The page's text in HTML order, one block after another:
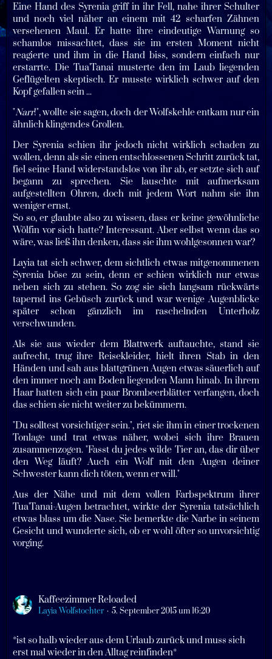
Eine Hand des Syrenia griff in ihr Fell, nahe ihrer Schulter
und noch viel näher an einem mit 42 scharfen Zähnen
versehenen Maul. Er hatte ihre eindeutige Warnung so
schamlos missachtet, dass sie im ersten Moment nicht
reagierte und ihm in die Hand biss, sondern einfach nur
erstarrte. Die Tua'Tanai musterte den im Laub liegenden
Geflügelten skeptisch. Er musste wirklich schwer auf den
Kopf gefallen sein ...
"Narr!", wollte sie sagen, doch der Wolfskehle entkam nur ein
ähnlich klingendes Grollen.
Der Syrenia schien ihr jedoch nicht wirklich schaden zu
wollen, denn als sie einen entschlossenen Schritt zurück tat,
fiel seine Hand widerstandslos von ihr ab, er setzte sich auf
begann zu sprechen. Sie lauschte mit aufmerksam
aufgestellten Ohren, doch mit jedem Wort nahm sie ihn
weniger ernst.
So so, er glaubte also zu wissen, dass er keine gewöhnliche
Wölfin vor sich hatte? Interessant. Aber selbst wenn das so
wäre, was ließ ihn denken, dass sie ihm wohlgesonnen war?
Layia tat sich schwer, dem sichtlich etwas mitgenommenen
Syrenia böse zu sein, denn er schien wirklich nur etwas
neben sich zu stehen. So zog sie sich langsam rückwärts
tapernd ins Gebüsch zurück und war wenige Augenblicke
später schon gänzlich im raschelnden Unterholz
verschwunden.
Als sie aus wieder dem Blattwerk auftauchte, stand sie
aufrecht, trug ihre Reisekleider, hielt ihren Stab in den
Händen und sah aus blattgrünen Augen etwas säuerlich auf
den immer noch am Boden liegenden Mann hinab. In ihrem
Haar hatten sich ein paar Brombeerblätter verfangen, doch
das schien sie nicht weiter zu bekümmern.
"Du solltest vorsichtiger sein.", riet sie ihm in einer trockenen
Tonlage und trat etwas näher, wobei sich ihre Brauen
zusammenzogen. "Fasst du jedes wilde Tier an, das dir über
den Weg läuft? Auch ein Wolf mit den Augen deiner
Schwester kann dich töten, wenn er will."
Aus der Nähe und mit dem vollen Farbspektrum ihrer
Tua'Tanai-Augen betrachtet, wirkte der Syrenia tatsächlich
etwas blass um die Nase. Sie bemerkte die Narbe in seinem
Gesicht und wunderte sich, ob er wohl öfter so unvorsichtig
vorging.
Kaffeezimmer Reloaded
Layia Wolfstochter 5. September 2015 um 16:20
*ist so halb wieder aus dem Urlaub zurück und muss sich
erst mal wieder in den Alltag reinfinden*